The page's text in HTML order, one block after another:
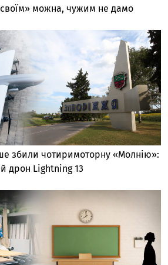
можна, чужим не дамо
збили чотиримоторну «Молнію»:
дрон Lightning 13